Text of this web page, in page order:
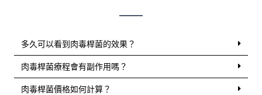
多久可以看到肉毒桿菌的效果？
肉毒桿菌療程會有副作用嗎？
肉毒桿菌價格如何計算？